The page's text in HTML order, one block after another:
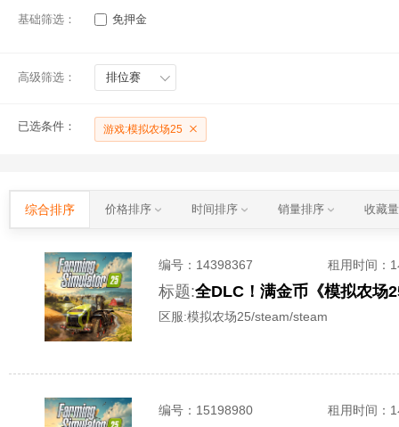
基础筛选： 免押金
高级筛选： 排位赛
已选条件： 游戏:模拟农场25
综合排序 价格排序 时间排序 销量排序 收藏
编号： 14398367 租用时间 ：
标题:全DLC！满金币《模拟农场
区服:模拟农场25/steam/steam
编号： 15198980 租用时间 ：